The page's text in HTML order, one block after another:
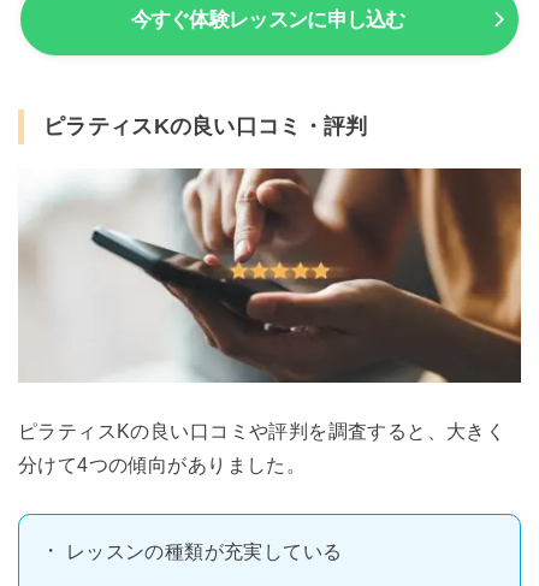
今すぐ体験レッスンに申し込む
ピラティスKの良い口コミ・評判
ピラティスKの良い口コミや評判を調査すると、大きく
分けて4つの傾向がありました。
レッスンの種類が充実している